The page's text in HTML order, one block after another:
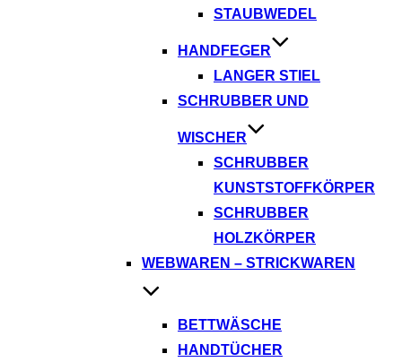
STAUBWEDEL
HANDFEGER
LANGER STIEL
SCHRUBBER UND
WISCHER
SCHRUBBER
KUNSTSTOFFKÖRPER
SCHRUBBER
HOLZKÖRPER
WEBWAREN – STRICKWAREN
BETTWÄSCHE
HANDTÜCHER